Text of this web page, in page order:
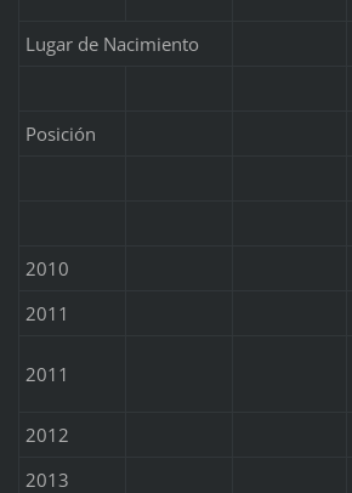
Lugar de Nacimiento
Posición
2010
2011
2011
2012
2013